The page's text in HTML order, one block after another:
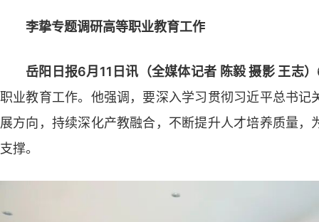
李挚专题调研高等职业教育工作
岳阳日报6月11日讯（全媒体记者 陈毅 摄影 王志）
职业教育工作。他强调，要深入学习贯彻习近平总书
展方向，持续深化产教融合，不断提升人才培养质量
支撑。